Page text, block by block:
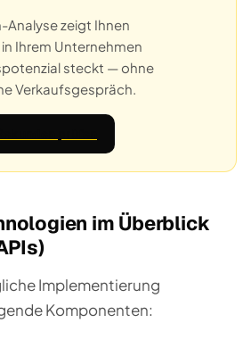
zeigt Ihnen
Ihrem Unternehmen
steckt — ohne
Verkaufsgespräch.
im Überblick
Implementierung
Komponenten: